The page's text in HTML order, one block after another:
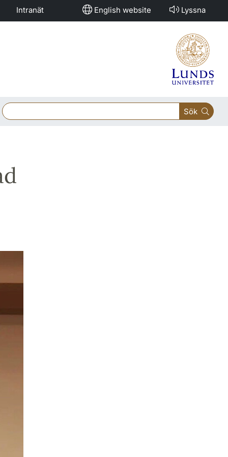
Intranät English website Lyssna
Sök